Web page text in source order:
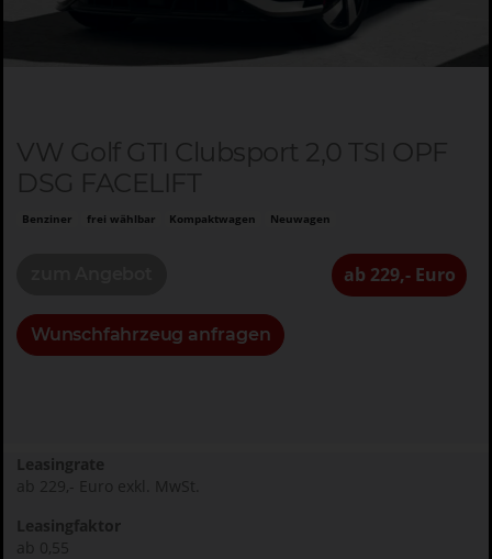
VW Golf GTI Clubsport 2,0 TSI OPF
DSG FACELIFT
Benziner frei wählbar Kompaktwagen Neuwagen
ab 229,- Euro
Wunschfahrzeug anfragen
Leasingrate
ab 229,- Euro exkl. MwSt.
Leasingfaktor
ab 0,55